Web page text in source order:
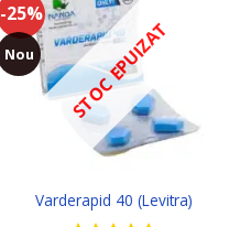
-25%
Nou STOC EPUIZAT
Varderapid 40 (Levitra)